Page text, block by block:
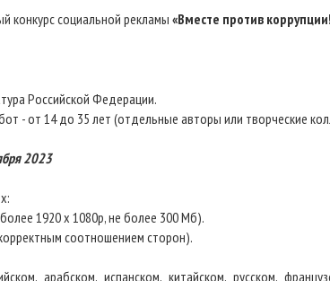
социальной рекламы«Вместе против
Российской Федерации.
- от 14 до 35 лет (отдельные авторы или творческие
2023
1920 х 1080р, не более 300 Мб).
соотношением сторон).
арабском, испанском, китайском, русском,